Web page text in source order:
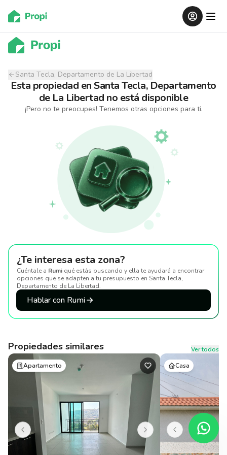
Santa Tecla, Departamento de La Libertad
Esta propiedad enSanta Tecla, Departamento
de La Libertad no está disponible
¡Pero no te preocupes! Tenemos otras opciones para ti.
¿Te interesa esta zona?
Cuéntale a Rumi qué estás buscando y ella te ayudará a encontrar
opciones que se adapten a tu presupuesto en Santa Tecla,
Departamento de La Libertad.
Hablar con Rumi
Propiedades similares
Ver todos
Apartamento
Casa